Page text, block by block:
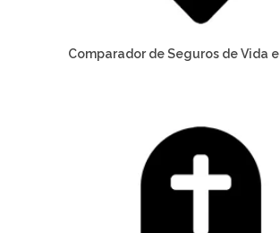
Comparador de Seguros de Vida